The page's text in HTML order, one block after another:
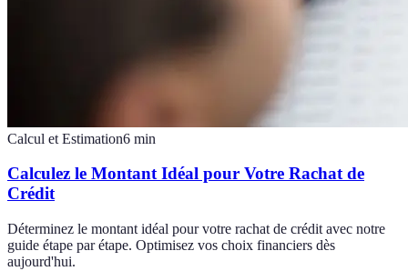
Calcul et Estimation6 min
Calculez le Montant Idéal pour Votre Rachat de
Crédit
Déterminez le montant idéal pour votre rachat de crédit avec notre
guide étape par étape. Optimisez vos choix financiers dès
aujourd'hui.